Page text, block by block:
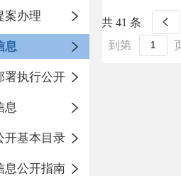
案办理
息
署执行公开
息
开基本目录
息公开指南
共 41 条
到第